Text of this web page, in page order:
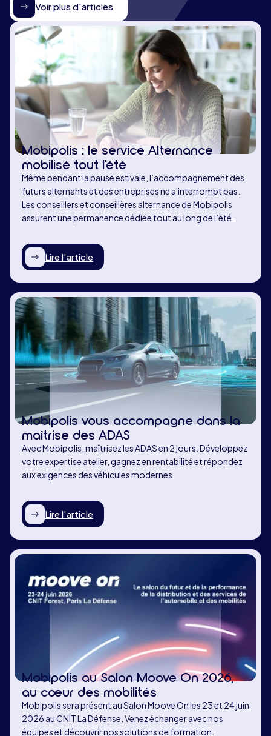
Voir plus d'articles
Mobipolis : le service Alternance
mobilisé tout l'été
Même pendant la pause estivale, l’accompagnement des
futurs alternants et des entreprises ne s’interrompt pas.
Les conseillers et conseillères alternance de Mobipolis
assurent une permanence dédiée tout au long de l’été.
Lire l'article
Mobipolis vous accompagne dans la
maîtrise des ADAS
Avec Mobipolis, maîtrisez les ADAS en 2 jours. Développez
votre expertise atelier, gagnez en rentabilité et répondez
aux exigences des véhicules modernes.
Lire l'article
Mobipolis au Salon Moove On 2026,
au cœur des mobilités
Mobipolis sera présent au Salon Moove On les 23 et 24 juin
2026 au CNIT La Défense. Venez échanger avec nos
équipes et découvrir nos solutions de formation.